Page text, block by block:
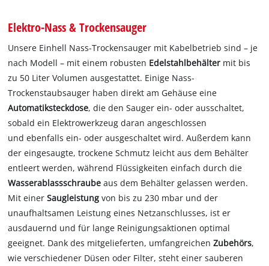
Elektro-Nass & Trockensauger
Unsere Einhell Nass-Trockensauger mit Kabelbetrieb sind – je
nach Modell – mit einem robusten Edelstahlbehälter mit bis
zu 50 Liter Volumen ausgestattet. Einige Nass-
Trockenstaubsauger haben direkt am Gehäuse eine
Automatiksteckdose, die den Sauger ein- oder ausschaltet,
sobald ein Elektrowerkzeug daran angeschlossen
und ebenfalls ein- oder ausgeschaltet wird. Außerdem kann
der eingesaugte, trockene Schmutz leicht aus dem Behälter
entleert werden, während Flüssigkeiten einfach durch die
Wasserablassschraubeaus dem Behälter gelassen werden.
Mit einerSaugleistungvon bis zu 230 mbar und der
unaufhaltsamen Leistung eines Netzanschlusses, ist er
ausdauernd und für lange Reinigungsaktionen optimal
geeignet. Dank des mitgelieferten, umfangreichenZubehörs,
wie verschiedener Düsen oder Filter, steht einer sauberen